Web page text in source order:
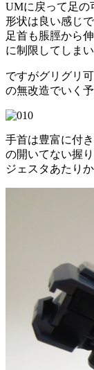
UMに戻って足の
形状は良い感じ
足首も脹脛から
に制限してしまい
ですがグリグリ
の無改造でいく予
手首は豊富に付
の開いてない握
ジェスタあたり